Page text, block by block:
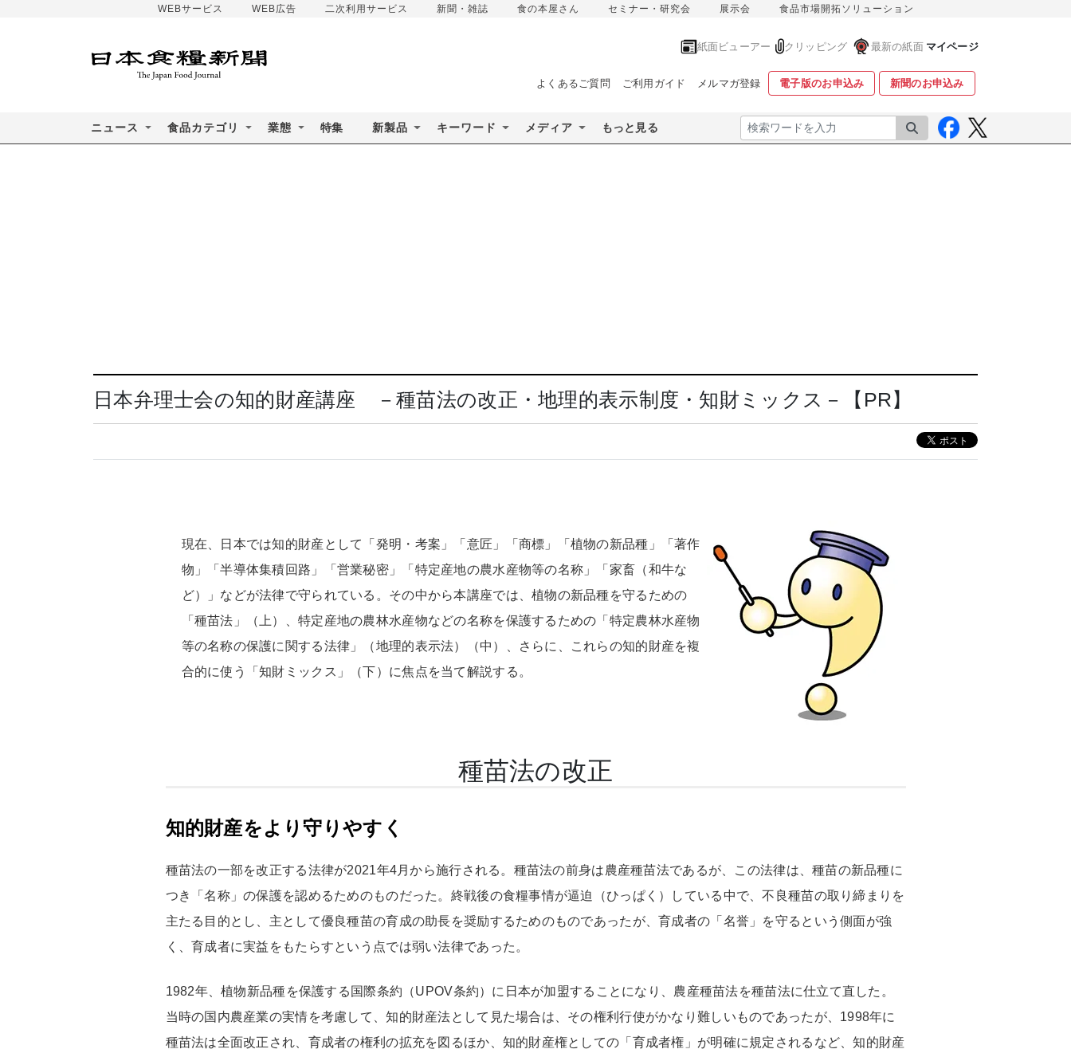
WEBサービス WEB広告 二次利用サービス 新聞・雑誌 食の本屋さん セミナー・研究会 展示会 食品市場開拓ソリューション
紙面ビューアー クリッピング 最新の紙面 マイページ
よくあるご質問 ご利用ガイド メルマガ登録 電子版のお申込み 新聞のお申込み
ニュース 食品カテゴリ 業態 特集 新製品 キーワード メディア もっと見る 検索
日本弁理士会の知的財産講座 －種苗法の改正・地理的表示制度・知財ミックス－【PR】
現在、日本では知的財産として「発明・考案」「意匠」「商標」「植物の新品種」「著作
物」「半導体集積回路」「営業秘密」「特定産地の農水産物等の名称」「家畜（和牛な
ど）」などが法律で守られている。その中から本講座では、植物の新品種を守るための
「種苗法」（上）、特定産地の農林水産物などの名称を保護するための「特定農林水産物
等の名称の保護に関する法律」（地理的表示法）（中）、さらに、これらの知的財産を複
合的に使う「知財ミックス」（下）に焦点を当て解説する。
種苗法の改正
知的財産をより守りやすく
種苗法の一部を改正する法律が2021年4月から施行される。種苗法の前身は農産種苗法であるが、この法律は、種苗の新品種に
つき「名称」の保護を認めるためのものだった。終戦後の食糧事情が逼迫（ひっぱく）している中で、不良種苗の取り締まりを
主たる目的とし、主として優良種苗の育成の助長を奨励するためのものであったが、育成者の「名誉」を守るという側面が強
く、育成者に実益をもたらすという点では弱い法律であった。
1982年、植物新品種を保護する国際条約（UPOV条約）に日本が加盟することになり、農産種苗法を種苗法に仕立て直した。
当時の国内農産業の実情を考慮して、知的財産法として見た場合は、その権利行使がかなり難しいものであったが、1998年に
種苗法は全面改正され、育成者の権利の拡充を図るほか、知的財産権としての「育成者権」が明確に規定されるなど、知的財産